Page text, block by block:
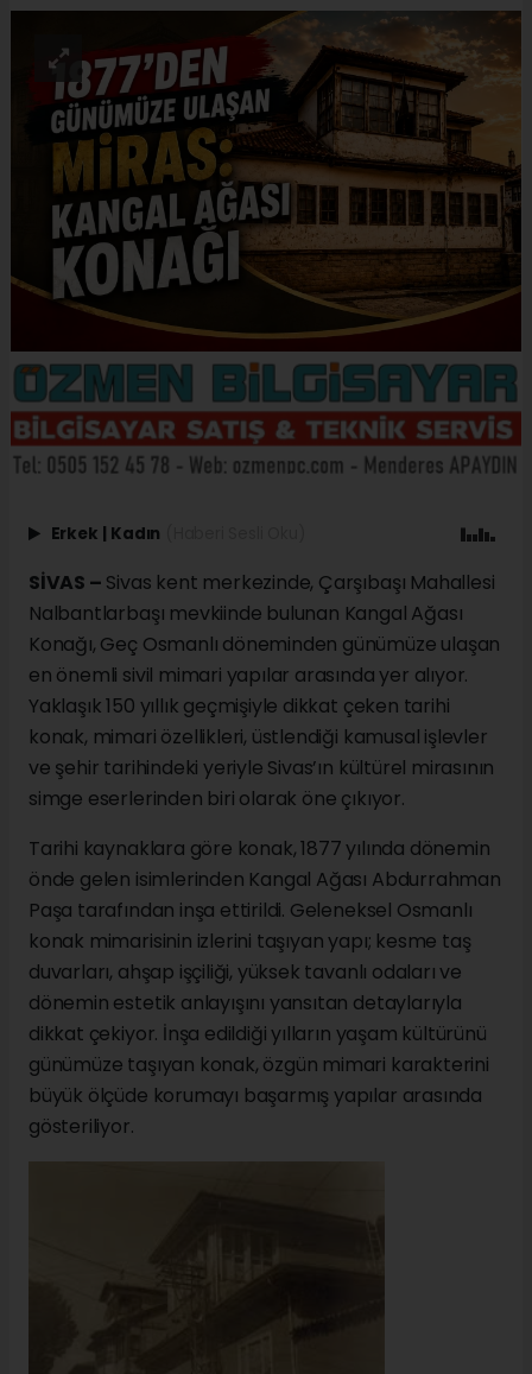
Erkek | Kadın
SİVAS – Sivas kent merkezinde, Çarşıbaşı Mahallesi
Nalbantlarbaşı mevkiinde bulunan Kangal Ağası
Konağı, Geç Osmanlı döneminden günümüze ulaşan
en önemli sivil mimari yapılar arasında yer alıyor.
Yaklaşık 150 yıllık geçmişiyle dikkat çeken tarihi
konak, mimari özellikleri, üstlendiği kamusal işlevler
ve şehir tarihindeki yeriyle Sivas’ın kültürel mirasının
simge eserlerinden biri olarak öne çıkıyor.
Tarihi kaynaklara göre konak, 1877 yılında dönemin
önde gelen isimlerinden Kangal Ağası Abdurrahman
Paşa tarafından inşa ettirildi. Geleneksel Osmanlı
konak mimarisinin izlerini taşıyan yapı; kesme taş
duvarları, ahşap işçiliği, yüksek tavanlı odaları ve
dönemin estetik anlayışını yansıtan detaylarıyla
dikkat çekiyor. İnşa edildiği yılların yaşam kültürünü
günümüze taşıyan konak, özgün mimari karakterini
büyük ölçüde korumayı başarmış yapılar arasında
gösteriliyor.